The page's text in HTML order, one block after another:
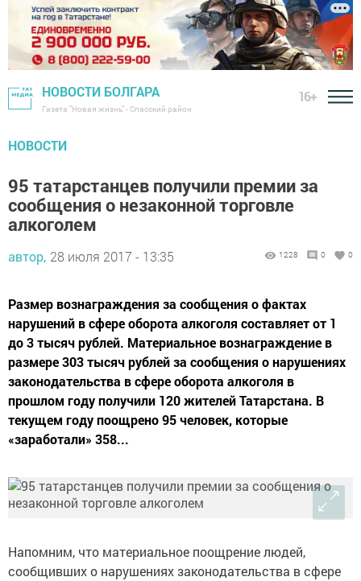
НОВОСТИ БОЛГАРА
Газета "Новая жизнь" - Спасский район
16+
НОВОСТИ
95 татарстанцев получили премии за
сообщения о незаконной торговле
алкоголем
автор, 28 июля 2017 - 13:35 1228 0 0
Размер вознаграждения за сообщения о фактах
нарушений в сфере оборота алкоголя составляет от 1
до 3 тысяч рублей. Материальное вознаграждение в
размере 303 тысяч рублей за сообщения о нарушениях
законодательства в сфере оборота алкоголя в
прошлом году получили 120 жителей Татарстана. В
текущем году поощрено 95 человек, которые
«заработали» 358...
Напомним, что материальное поощрение людей,
сообщивших о нарушениях законодательства в сфере